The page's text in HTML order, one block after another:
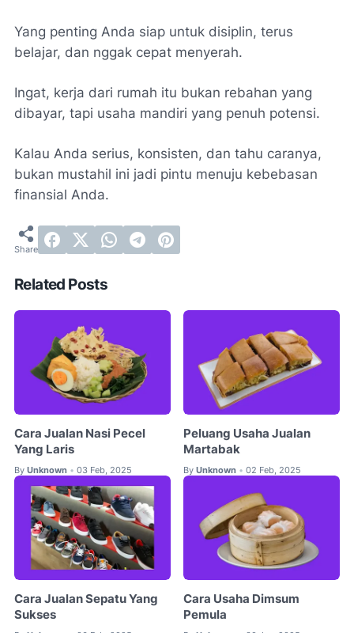
Yang penting Anda siap untuk disiplin, terus
belajar, dan nggak cepat menyerah.
Ingat, kerja dari rumah itu bukan rebahan yang
dibayar, tapi usaha mandiri yang penuh potensi.
Kalau Anda serius, konsisten, dan tahu caranya,
bukan mustahil ini jadi pintu menuju kebebasan
finansial Anda.
Related Posts
Cara Jualan Nasi Pecel
Yang Laris
By Unknown • 03 Feb, 2025
Peluang Usaha Jualan
Martabak
By Unknown • 02 Feb, 2025
Cara Jualan Sepatu Yang
Sukses
Cara Usaha Dimsum
Pemula